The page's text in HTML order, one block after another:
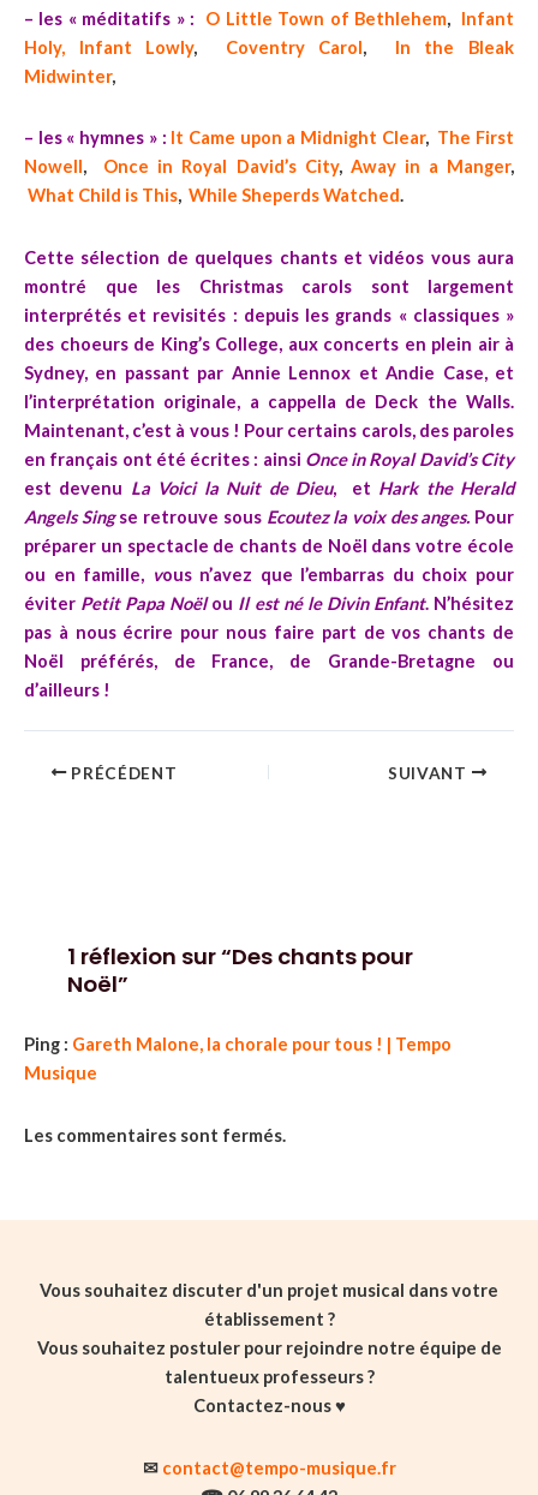
– les « méditatifs » : O Little Town of Bethlehem, Infant
Holy, Infant Lowly, Coventry Carol, In the Bleak
Midwinter,
– les « hymnes » : It Came upon a Midnight Clear, The First
Nowell, Once in Royal David’s City, Away in a Manger,
What Child is This, While Sheperds Watched.
Cette sélection de quelques chants et vidéos vous aura
montré que les Christmas carols sont largement
interprétés et revisités : depuis les grands « classiques »
des choeurs de King’s College, aux concerts en plein air à
Sydney, en passant par Annie Lennox et Andie Case, et
l’interprétation originale, a cappella de Deck the Walls.
Maintenant, c’est à vous ! Pour certains carols, des paroles
en français ont été écrites : ainsi Once in Royal David’s City
est devenu La Voici la Nuit de Dieu, et Hark the Herald
Angels Singse retrouve sous Ecoutez la voix des anges. Pour
préparer un spectacle de chants de Noël dans votre école
ou en famille, vous n’avez que l’embarras du choix pour
éviter Petit Papa Noëlou Il est né le Divin Enfant. N’hésitez
pas à nous écrire pour nous faire part de vos chants de
Noël préférés, de France, de Grande-Bretagne ou
d’ailleurs !
PRÉCÉDENT SUIVANT
1 réflexion sur “Des chants pour
Noël”
Ping : Gareth Malone, la chorale pour tous ! | Tempo
Musique
Les commentaires sont fermés.
Vous souhaitez discuter d'un projet musical dans votre
établissement ?
Vous souhaitez postuler pour rejoindre notre équipe de
talentueux professeurs ?
Contactez-nous ♥️
✉ contact@tempo-musique.fr